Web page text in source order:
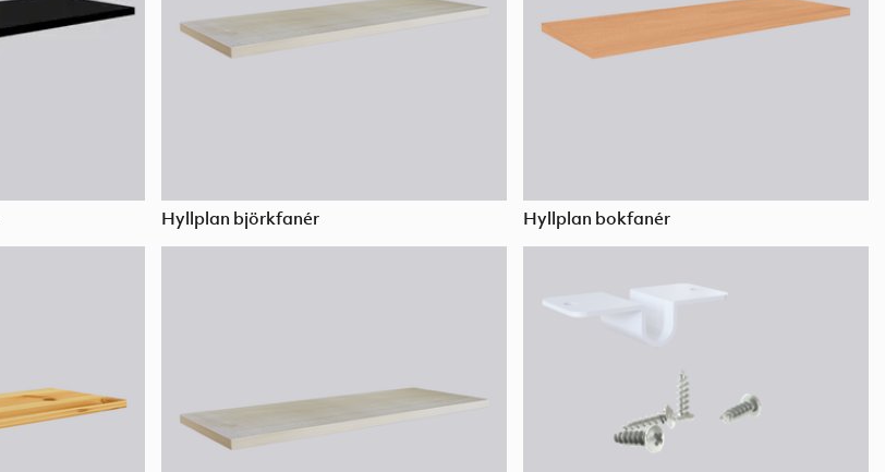
Hyllplan björkfanér Hyllplan bokfanér